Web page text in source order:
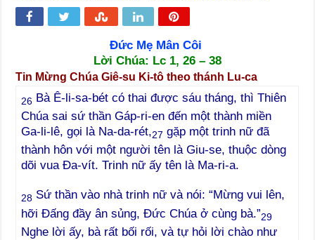
Đức Mẹ Mân Côi
Lời Chúa: Lc 1, 26 – 38
Tin Mừng Chúa Giê-su Ki-tô theo thánh Lu-ca
26 Bà Ê-li-sa-bét có thai được sáu tháng, thì Thiên
Chúa sai sứ thần Gáp-ri-en đến một thành miền
Ga-li-lê, gọi là Na-da-rét,27 gặp một trinh nữ đã
thành hôn với một người tên là Giu-se, thuộc dòng
dõi vua Đa-vít. Trinh nữ ấy tên là Ma-ri-a.
28 Sứ thần vào nhà trinh nữ và nói: “Mừng vui lên,
hỡi Đấng đầy ân sủng, Đức Chúa ở cùng bà.”29
Nghe lời ấy, bà rất bối rối, và tự hỏi lời chào như